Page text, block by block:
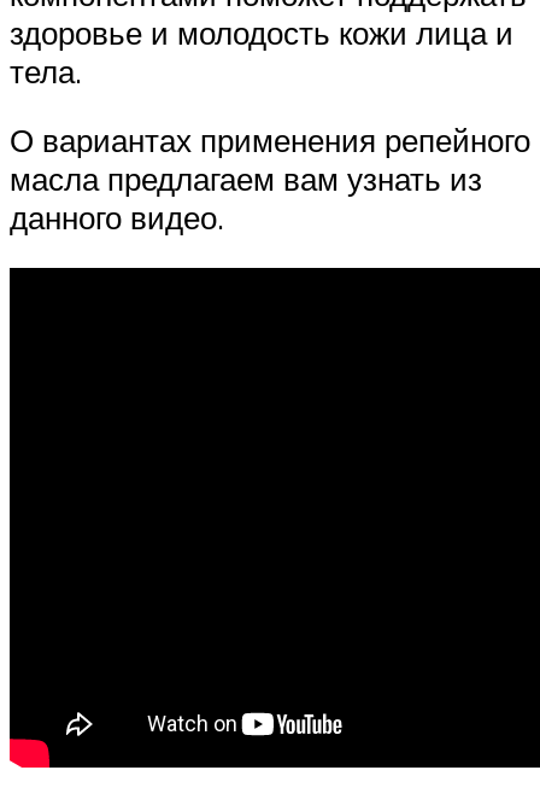
здоровье и молодость кожи лица и
тела.
О вариантах применения репейного
масла предлагаем вам узнать из
данного видео.